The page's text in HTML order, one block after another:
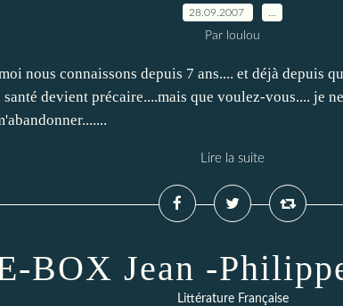
28.09.2007
Par loulou
nous connaissons depuis 7 ans.... et déjà depuis
santé devient précaire....mais que voulez-vous.... je
Lire la suite
BOX Jean -
Littérature Française